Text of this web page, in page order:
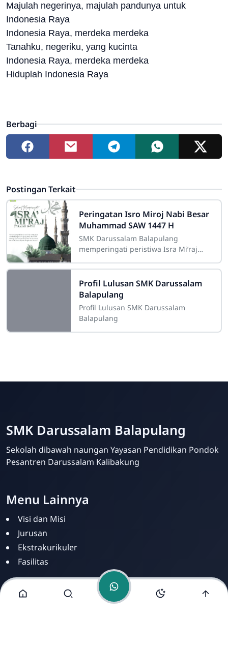
SMK Darussalam
Balapulang
Majulah negerinya, majulah pandunya untuk
Indonesia Raya
Indonesia Raya, merdeka merdeka
Tanahku, negeriku, yang kucinta
Indonesia Raya, merdeka merdeka
Hiduplah Indonesia Raya
Berbagi
Postingan Terkait
Peringatan Isro Miroj Nabi Besar
Muhammad SAW 1447 H
SMK Darussalam Balapulang
memperingati peristiwa Isra Mi’raj
momentum penting dalam sejarah
Islam yang sarat dengan
Profil Lulusan SMK Darussalam
Balapulang
Profil Lulusan SMK Darussalam
Balapulang
SMK Darussalam Balapulang
Sekolah dibawah naungan Yayasan Pendidikan Pondok
Pesantren Darussalam Kalibakung
Menu Lainnya
Visi dan Misi
Jurusan
Ekstrakurikuler
Fasilitas
Alamat Kami